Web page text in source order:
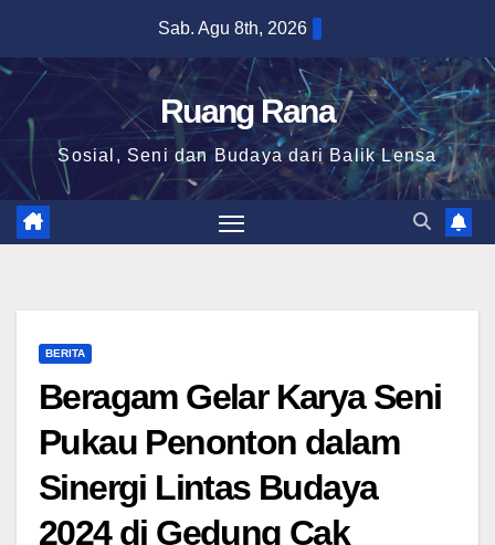
content
Sab. Agu 8th, 2026
Ruang Rana
Sosial, Seni dan Budaya dari Balik Lensa
BERITA
Beragam Gelar Karya Seni
Pukau Penonton dalam
Sinergi Lintas Budaya
2024 di Gedung Cak